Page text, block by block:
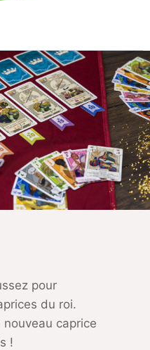
pour
du roi.
caprice
!